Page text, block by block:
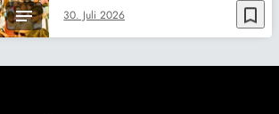
bookmark_border
30. Juli 2026